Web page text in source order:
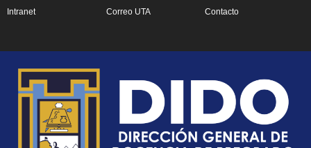
Intranet Correo UTA Contacto